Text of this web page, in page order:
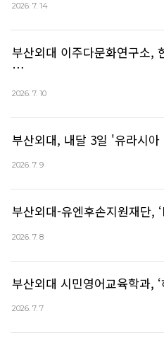
2026. 7. 14
부산외대 이주다문화연구소,
…
2026. 7. 10
부산외대, 내달 3일 '유라시
2026. 7. 9
부산외대-유엔후손지원재단,
2026. 7. 8
부산외대 시민영어교육학과,
2026. 7. 7